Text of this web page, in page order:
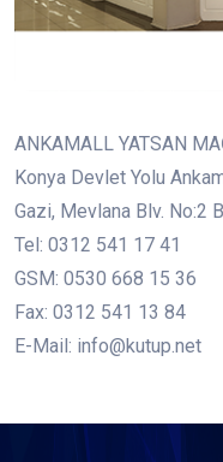
ANKAMALL YATSAN
Konya Devlet Yolu
Gazi, Mevlana Blv. No:2
Tel: 0312 541 17 41
GSM: 0530 668 15 36
Fax: 0312 541 13 84
E-Mail: info@kutup.net